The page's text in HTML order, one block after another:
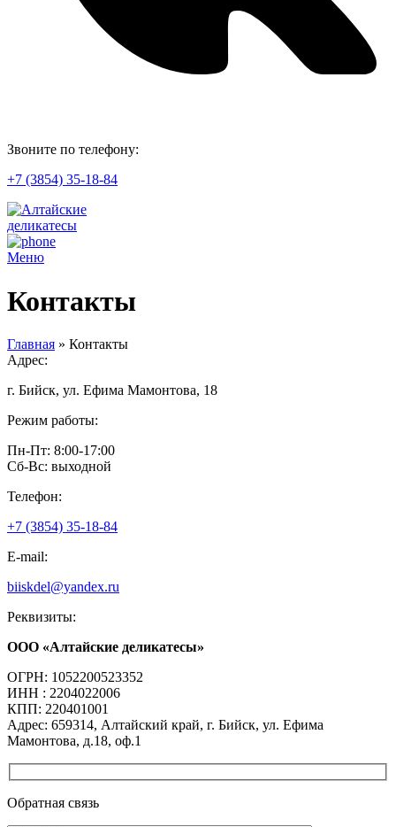
Звоните по телефону:
+7 (3854) 35-18-84
Меню
Контакты
Главная » Контакты
Адрес:
г. Бийск, ул. Ефима Мамонтова, 18
Режим работы:
Пн-Пт: 8:00-17:00
Сб-Вс: выходной
Телефон:
+7 (3854) 35-18-84
E-mail:
biiskdel@yandex.ru
Реквизиты:
ООО «Алтайские деликатесы»
ОГРН: 1052200523352
ИНН : 2204022006
КПП: 220401001
Адрес: 659314, Алтайский край, г. Бийск, ул. Ефима
Мамонтова, д.18, оф.1
Обратная связь